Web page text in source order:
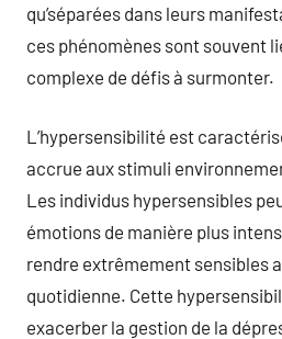
qu’séparées dans leurs
ces phénomènes sont souvent
complexe de défis à surmonter.
L’hypersensibilité est
accrue aux stimuli
Les individus hypersensibles
émotions de manière plus
rendre extrêmement sensibles
quotidienne. Cette
exacerber la gestion de la